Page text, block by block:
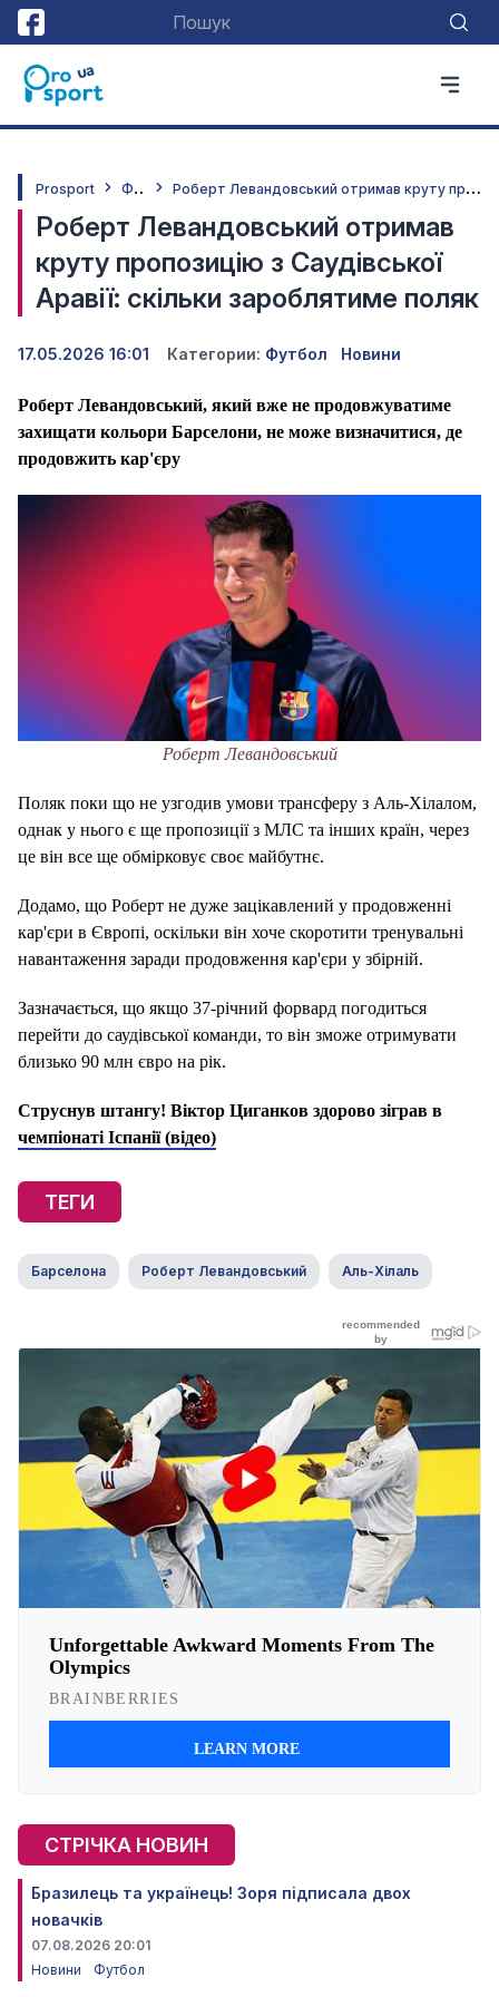
Prosport Ф
утбол Р
оберт Левандовський отримав круту пропозицію з Саудівської Аравії: скільки зароблятиме поляк
Роберт Левандовський отримав
круту пропозицію з Саудівської
Аравії: скільки зароблятиме поляк
17.05.2026 16:01 Категории: Футбол Новини
Роберт Левандовський, який вже не продовжуватиме
захищати кольори Барселони, не може визначитися, де
продовжить кар'єру
Роберт Левандовський
Поляк поки що не узгодив умови трансферу з Аль-Хілалом,
однак у нього є ще пропозиції з МЛС та інших країн, через
це він все ще обмірковує своє майбутнє.
Додамо, що Роберт не дуже зацікавлений у продовженні
кар'єри в Європі, оскільки він хоче скоротити тренувальні
навантаження заради продовження кар'єри у збірній.
Зазначається, що якщо 37-річний форвард погодиться
перейти до саудівської команди, то він зможе отримувати
близько 90 млн євро на рік.
Струснув штангу! Віктор Циганков здорово зіграв в
чемпіонаті Іспанії (відео)
ТЕГИ
Барселона Роберт Левандовський Аль-Хілаль
СТРІЧКА НОВИН
Бразилець та українець! Зоря підписала двох
новачків
07.08.2026 20:01
Новини
Футбол